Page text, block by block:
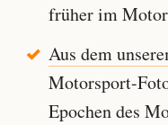
früher im
Aus dem
Motorsport-
Epochen des